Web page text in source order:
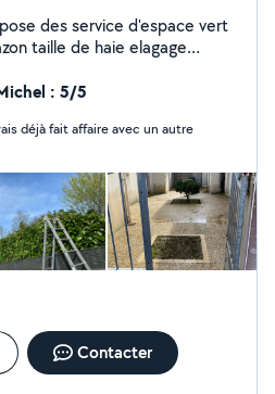
des service d'espace vert
taille de haie elagage
et du de nettoyage de fin
: 5/5
déjà fait affaire avec un autre
Contacter